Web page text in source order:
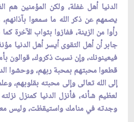
الدنيا أهل غفلة، ولكن المؤمنين هم
يصمهم عن ذكر الله ما سمعوا
رأوا من الزينة، ففازوا بثواب الآخرة
جابر أن أهل التقوى أيسر أهل الدنيا
فيعينونك، وإن نسيت ذكروك، قوالون
قطعوا محبتهم بمحبة ربهم، ووحشوا
إلى الله تعالى وإلى محبته بقلوبهم،
لعظيم شأنه، فأنزل الدنيا كمنزل
وجدته في منامك واستيقظت، وليس